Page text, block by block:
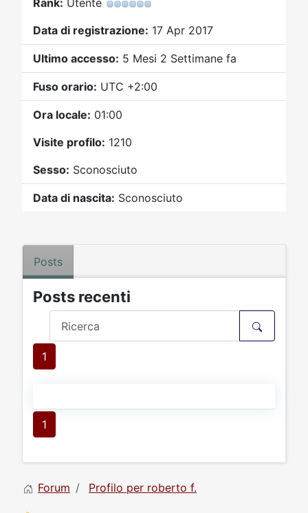
Forum
Rank: Utente
Data di registrazione: 17 Apr 2017
Ultimo accesso: 5 Mesi 2 Settimane fa
Fuso orario: UTC +2:00
Ora locale: 01:00
Visite profilo: 1210
Sesso: Sconosciuto
Data di nascita: Sconosciuto
Posts
Posts recenti
1
1
Forum Profilo per roberto f.